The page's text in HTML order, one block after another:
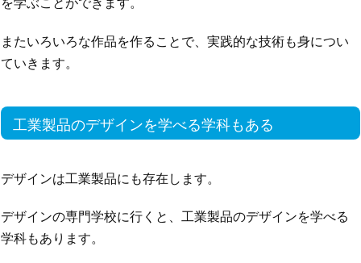
またいろいろな作品を作ることで、実践的な技術も身につい
ていきます。
工業製品のデザインを学べる学科もある
デザインは工業製品にも存在します。
デザインの専門学校に行くと、工業製品のデザインを学べる
学科もあります。